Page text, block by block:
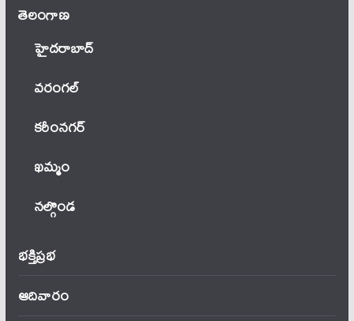
తెలంగాణ‌
హైదరాబాద్
వ‌రంగ‌ల్
కరీంనగర్
ఖ‌మ్మం
నల్గొండ
భక్తిప్రభ
ఆదివారం